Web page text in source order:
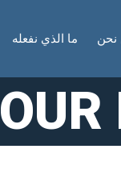
نحن ما الذي نفعله